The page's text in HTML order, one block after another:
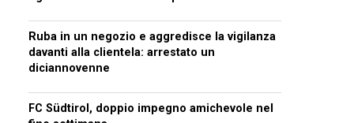
Ruba in un negozio e aggredisce la vigilanza
davanti alla clientela: arrestato un
diciannovenne
FC Südtirol, doppio impegno amichevole nel